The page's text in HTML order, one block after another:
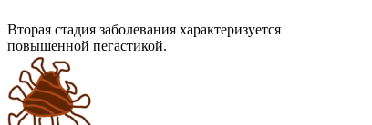
Вторая стадия заболевания характеризуется
повышенной пегастикой.